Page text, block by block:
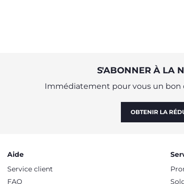
S'ABONNER À LA
Immédiatement pour vous un bon
OBTENIR LA
Aide
Service client
FAQ